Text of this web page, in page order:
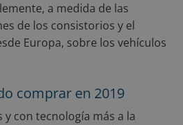
a medida de las
de los consistorios y el
Europa, sobre los vehículos
comprar en 2019
con tecnología más a la